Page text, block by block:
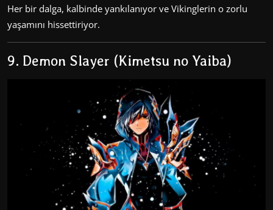
Her bir dalga, kalbinde yankılanıyor ve Vikinglerin o zorlu
yaşamını hissettiriyor.
9. Demon Slayer (Kimetsu no Yaiba)